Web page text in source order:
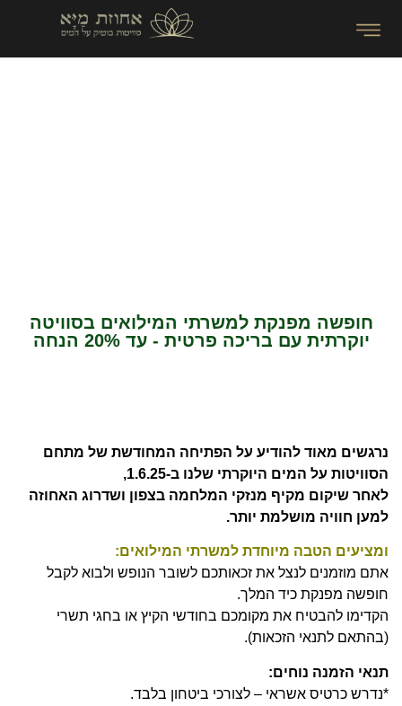
חופשה מפנקת למשרתי המילואים בסוויטה
יוקרתית עם בריכה פרטית - עד 20% הנחה
נרגשים מאוד להודיע על הפתיחה המחודשת של מתחם
הסוויטות על המים היוקרתי שלנו ב-1.6.25,
לאחר שיקום מקיף מנזקי המלחמה בצפון ושדרוג האחוזה
למען חוויה מושלמת יותר.
ומציעים הטבה מיוחדת למשרתי המילואים:
אתם מוזמנים לנצל את זכאותכם לשובר הנופש ולבוא לקבל
חופשה מפנקת כיד המלך.
הקדימו להבטיח את מקומכם בחודשי הקיץ או בחגי תשרי
(בהתאם לתנאי הזכאות).
תנאי הזמנה נוחים:
*נדרש כרטיס אשראי – לצורכי ביטחון בלבד.